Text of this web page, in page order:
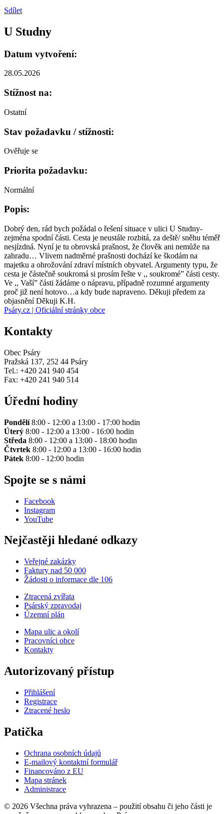
Sdílet
U Studny
Datum vytvoření:
28.05.2026
Stížnost na:
Ostatní
Stav požadavku / stížnosti:
Ověřuje se
Priorita požadavku:
Normální
Popis:
Dobrý den, rád bych požádal o řešení situace v ulici U Studny-
zejména spodní části. Cesta je neustále rozbitá, za deště/ sněhu téměř
nesjízdná. Nyní je tu obrovská prašnost, že člověk ani nemůže na
zahradu… Vlivem nadměrné prašnosti dochází ke škodám na
majetku a ohrožování zdraví místních obyvatel. Argumenty typu, že
cesta je částečně soukromá si prosím řešte v ,, soukromé” části cesty.
Ve ,, Vaší” části žádáme o nápravu, případně rozumné argumenty
proč již není hotovo…a kdy bude napraveno. Děkuji předem za
objasnění Děkuji K.H.
Psáry.cz | Oficiální stránky obce
Kontakty
Obec Psáry
Pražská 137, 252 44 Psáry
Tel.: +420 241 940 454
Fax: +420 241 940 514
Úřední hodiny
Pondělí8:00 - 12:00 a 13:00 - 17:00 hodin
Úterý 8:00 - 12:00 a 13:00 - 16:00 hodin
Středa 8:00 - 12:00 a 13:00 - 18:00 hodin
Čtvrtek 8:00 - 12:00 a 13:00 - 16:00 hodin
Pátek 8:00 - 12:00 hodin
Spojte se s námi
Facebook
Instagram
YouTube
Nejčastěji hledané odkazy
Veřejné zakázky
Faktury nad 50 000
Žádosti o informace dle 106
Ztracená zvířata
Psárský zpravodaj
Územní plán
Mapa ulic a okolí
Pracovníci obce
Kontakty
Autorizovaný přístup
Přihlášení
Registrace
Ztracené heslo
Patička
Ochrana osobních údajů
E-mailový kontaktní formulář
Financováno z EU
Mapa stránek
Administrace
© 2026 Všechna práva vyhrazena – použití obsahu či jeho části je